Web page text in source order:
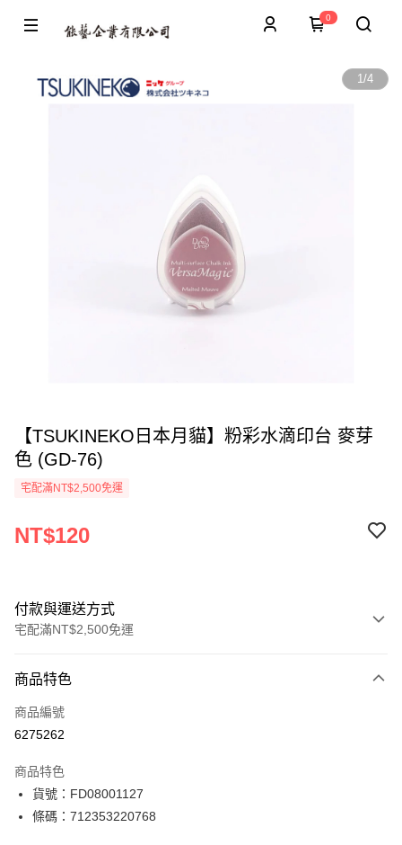
0
1/4
【TSUKINEKO日本月貓】粉彩水滴印台 麥芽
色 (GD-76)
宅配滿NT$2,500免運
NT$120
付款與運送方式
宅配滿NT$2,500免運
信用卡一次付款
Apple Pay
悠遊付
ATM付款
商品特色
商品編號
6275262
商品特色
貨號：FD08001127
條碼：712353220768